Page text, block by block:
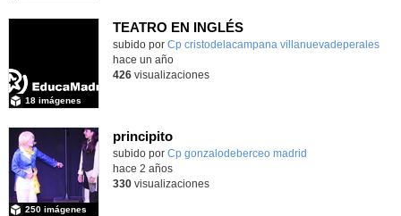
TEATRO EN INGLÉS
subido por Cp cristodelacampana villanuevadeperales
18 imágenes
-
hace un año
426visualizaciones
principito
subido por Cp gonzalodeberceo madrid
250 imágenes
hace 2 años
330visualizaciones